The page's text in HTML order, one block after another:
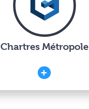
Chartres Métropole